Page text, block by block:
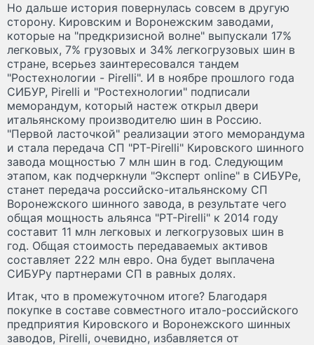
Но дальше история повернулась совсем в другую
сторону. Кировским и Воронежским заводами,
которые на "предкризисной волне" выпускали 17%
легковых, 7% грузовых и 34% легкогрузовых шин в
стране, всерьез заинтересовался тандем
"Ростехнологии - Pirelli". И в ноябре прошлого года
СИБУР, Pirelli и "Ростехнологии" подписали
меморандум, который настеж открыл двери
итальянскому производителю шин в Россию.
"Первой ласточкой" реализации этого меморандума
и стала передача СП "РТ-Pirelli" Кировского шинного
завода мощностью 7 млн шин в год. Следующим
этапом, как подчеркнули "Эксперт online" в СИБУРе,
станет передача российско-итальянскому СП
Воронежского шинного завода, в результате чего
общая мощность альянса "РТ-Pirelli" к 2014 году
составит 11 млн легковых и легкогрузовых шин в
год. Общая стоимость передаваемых активов
составляет 222 млн евро. Она будет выплачена
СИБУРу партнерами СП в равных долях.
Итак, что в промежуточном итоге? Благодаря
покупке в составе совместного итало-российского
предприятия Кировского и Воронежского шинных
заводов, Pirelli, очевидно, избавляется от